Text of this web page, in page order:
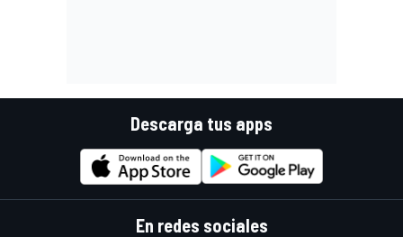
Descarga tus apps
En redes sociales